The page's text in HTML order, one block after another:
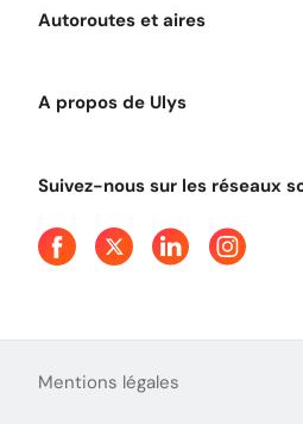
Autoroutes et aires
A propos de Ulys
Presse
Suivez-nous sur les réseaux
Mentions légales